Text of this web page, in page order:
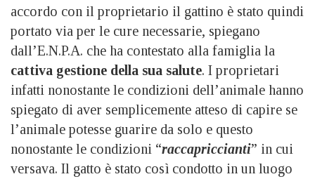
accordo con il proprietario il gattino è stato quindi
portato via per le cure necessarie, spiegano
dall’E.N.P.A. che ha contestato alla famiglia la
cattiva gestione della sua salute. I proprietari
infatti nonostante le condizioni dell’animale hanno
spiegato di aver semplicemente atteso di capire se
l’animale potesse guarire da solo e questo
nonostante le condizioni “raccapriccianti” in cui
versava. Il gatto è stato così condotto in un luogo